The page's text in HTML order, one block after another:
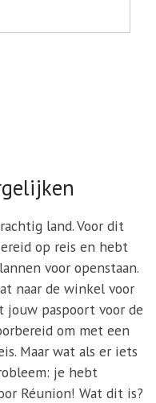
land. Voor dit
op reis en hebt
voor openstaan.
naar de winkel voor
jouw paspoort voor de
om met een
Maar wat als er iets
je hebt
Réunion! Wat dit is?